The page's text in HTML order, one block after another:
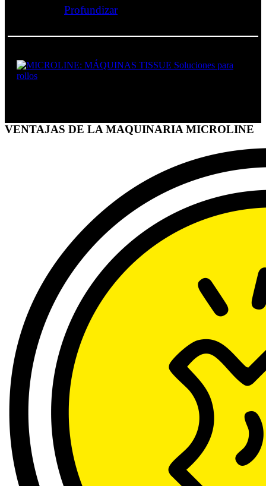
Profundizar
VENTAJAS DE LA MAQUINARIA MICROLINE